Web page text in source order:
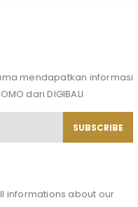
mendapatkan informasi
dari DIGIBALI
informations about our